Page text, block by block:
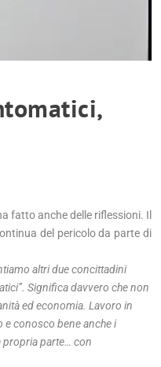
fatto anche delle riflessioni. Il
del pericolo da parte di
altri due concittadini
Significa davvero che non
ed economia. Lavoro in
e conosco bene anche i
propria parte… con